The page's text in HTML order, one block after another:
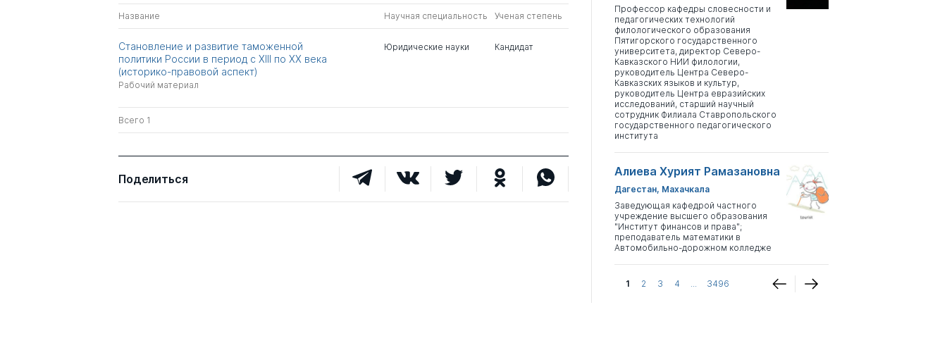
Название Научная специальность Ученая степень
Становление и развитие таможенной
политики России в период с XIII по XX века
(историко-правовой аспект)
Рабочий материал
Юридические науки Кандидат
Всего 1
Поделиться
Профессор кафедры словесности и
педагогических технологий
филологического образования
Пятигорского государственного
университета, директор Северо-
Кавказского НИИ филологии,
руководитель Центра Северо-
Кавказских языков и культур,
руководитель Центра евразийских
исследований, старший научный
сотрудник Филиала Ставропольского
государственного педагогического
института
Алиева Хурият Рамазановна
Дагестан, Махачкала
Заведующая кафедрой частного
учреждение высшего образования
"Институт финансов и права";
преподаватель математики в
Автомобильно-дорожном колледже
1 2 3 4 ... 3496